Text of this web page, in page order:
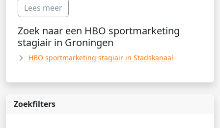
Lees meer
Zoek naar een HBO sportmarketing
stagiair in Groningen
HBO sportmarketing stagiair in Stadskanaal
Zoekfilters